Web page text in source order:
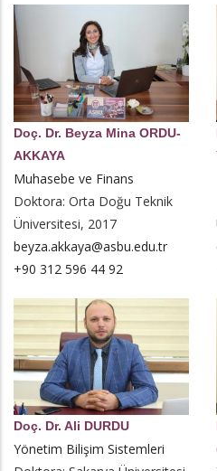
Doç. Dr. Beyza Mina ORDU-
AKKAYA
Muhasebe ve Finans
Doktora: Orta Doğu Teknik
Üniversitesi, 2017
beyza.akkaya@asbu.edu.tr
+90 312 596 44 92
Doç. Dr. Ali DURDU
Yönetim Bilişim Sistemleri